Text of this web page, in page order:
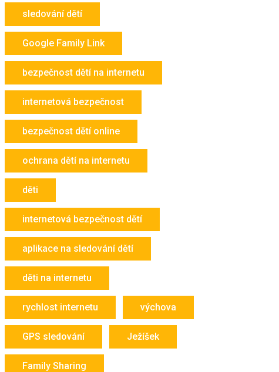
sledování dětí
Google Family Link
bezpečnost dětí na internetu
internetová bezpečnost
bezpečnost dětí online
ochrana dětí na internetu
děti
internetová bezpečnost dětí
aplikace na sledování dětí
děti na internetu
rychlost internetu výchova
GPS sledování Ježíšek
Family Sharing